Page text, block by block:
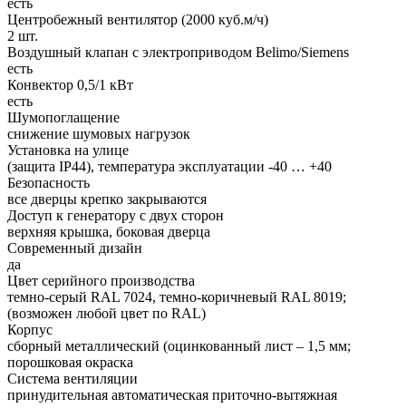
Центробежный вентилятор (2000 куб.м/ч)
2 шт.
Воздушный клапан с электроприводом Belimo/Siemens
есть
Конвектор 0,5/1 кВт
есть
Шумопоглащение
снижение шумовых нагрузок
Установка на улице
(защита IP44), температура эксплуатации -40 … +40
Безопасность
все дверцы крепко закрываются
Доступ к генератору с двух сторон
верхняя крышка, боковая дверца
Современный дизайн
да
Цвет серийного производства
темно-серый RAL 7024, темно-коричневый RAL 8019;
(возможен любой цвет по RAL)
Корпус
сборный металлический (оцинкованный лист – 1,5 мм;
порошковая окраска
Система вентиляции
принудительная автоматическая приточно-вытяжная